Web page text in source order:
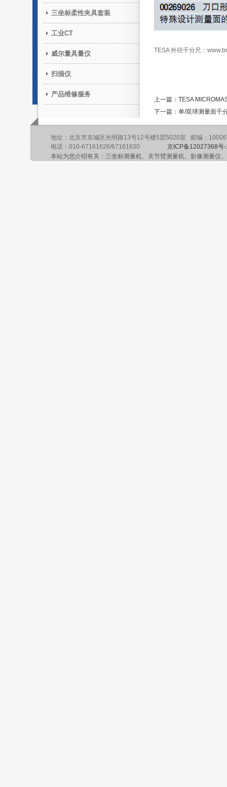
三坐标柔性夹具套装
工业CT
威尔量具量仪
扫描仪
产品维修服务
TESA 外径千分尺：
上一篇：TESA
下一篇：单/双球测量面千
地址：北京市东城区光明路13号12号楼5层5020室 邮编：
电话：010-67161626/67161630 京ICP备12027368号
本站为您介绍有关：三坐标测量机、关节臂测量机、影像测量仪